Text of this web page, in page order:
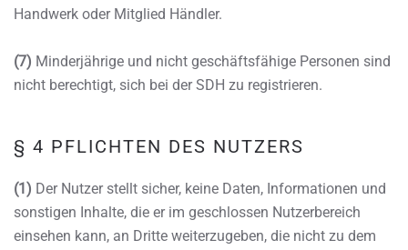
Handwerk oder Mitglied Händler.
(7) Minderjährige und nicht geschäftsfähige Personen sind
nicht berechtigt, sich bei der SDH zu registrieren.
§ 4 PFLICHTEN DES NUTZERS
(1) Der Nutzer stellt sicher, keine Daten, Informationen und
sonstigen Inhalte, die er im geschlossen Nutzerbereich
einsehen kann, an Dritte weiterzugeben, die nicht zu dem